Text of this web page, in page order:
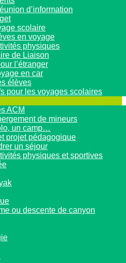
d’information
scolaire
en voyage
physiques
de Liaison
l’étranger
en car
élèves
pour les voyages scolaires
ACM
de mineurs
un camp…
projet pédagogique
un séjour
physiques et sportives
ou descente de canyon